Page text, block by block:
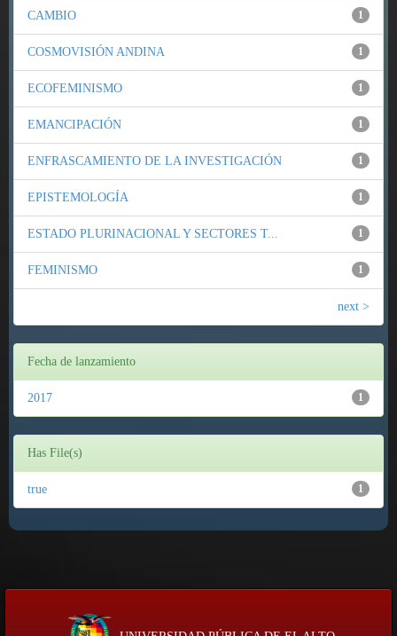
1
CAMBIO
1
COSMOVISIÓN ANDINA
1
ECOFEMINISMO
1
EMANCIPACIÓN
1
ENFRASCAMIENTO DE LA INVESTIGACIÓN
1
EPISTEMOLOGÍA
1
ESTADO PLURINACIONAL Y SECTORES T...
1
FEMINISMO
next >
Fecha de lanzamiento
1
2017
Has File(s)
1
true